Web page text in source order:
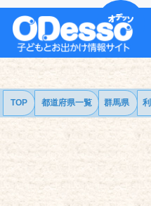
TOP 都道府県一覧 群馬県